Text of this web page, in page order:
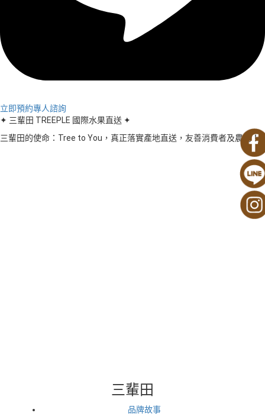
立即預約專人諮詢
✦ 三輩田 TREEPLE 國際水果直送 ✦
三輩田的使命：Tree to You，真正落實產地直送，友善消費者及農民！
三輩田
品牌故事